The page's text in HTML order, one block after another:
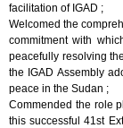
facilitation of IGAD ;
Welcomed the
commitment with
peacefully resolving
the IGAD Assembly
peace in the Sudan ;
Commended the role
this successful 41st